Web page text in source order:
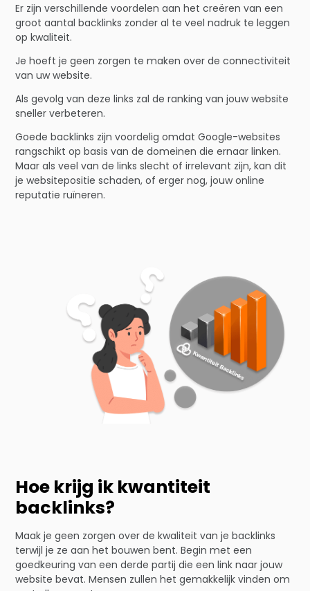
Er zijn verschillende voordelen aan het creëren van een
groot aantal backlinks zonder al te veel nadruk te leggen
op kwaliteit.
Je hoeft je geen zorgen te maken over de connectiviteit
van uw website.
Als gevolg van deze links zal de ranking van jouw website
sneller verbeteren.
Goede backlinks zijn voordelig omdat Google-websites
rangschikt op basis van de domeinen die ernaar linken.
Maar als veel van de links slecht of irrelevant zijn, kan dit
je websitepositie schaden, of erger nog, jouw online
reputatie ruïneren.
Hoe krijg ik kwantiteit
backlinks?
Maak je geen zorgen over de kwaliteit van je backlinks
terwijl je ze aan het bouwen bent. Begin met een
goedkeuring van een derde partij die een link naar jouw
website bevat. Mensen zullen het gemakkelijk vinden om